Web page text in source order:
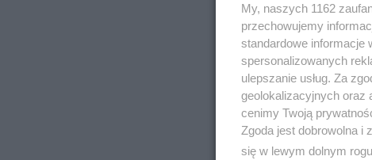
My, naszych 1162
przechowujemy
standardowe informacje
spersonalizowanych
ulepszanie usług. Za
geolokalizacyjnych oraz
cenimy Twoją
Zgoda jest dobrowolna
się w lewym dolnym